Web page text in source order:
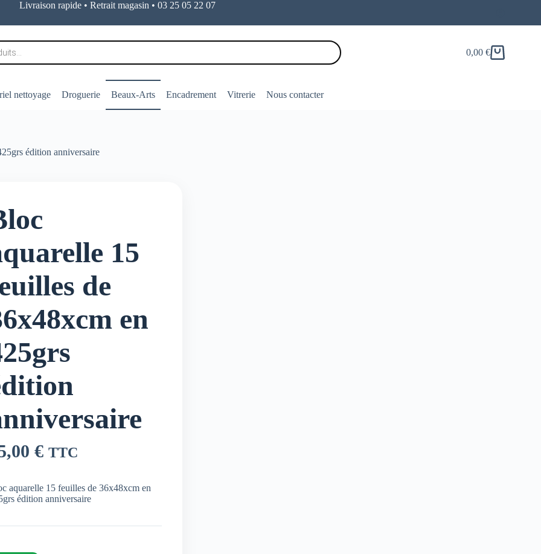
Livraison rapide • Retrait magasin • 03 25 05 22 07
Panier
0,00 €
nettoyage Droguerie Beaux-Arts Encadrement Vitrerie Nous contacter
édition anniversaire
15
de
en
€ TTC
aquarelle 15 feuilles de 36x48xcm en
édition anniversaire